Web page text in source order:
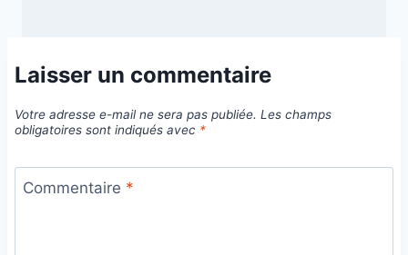
Laisser un commentaire
Votre adresse e-mail ne sera pas publiée. Les champs
obligatoires sont indiqués avec *
Commentaire *